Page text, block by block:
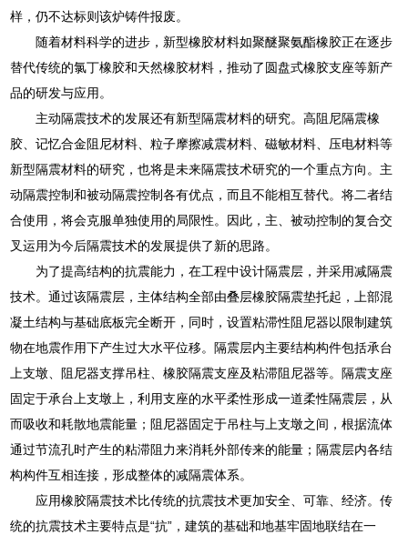
样，仍不达标则该炉铸件报废。
随着材料科学的进步，新型橡胶材料如聚醚聚氨酯橡胶正在逐步
替代传统的氯丁橡胶和天然橡胶材料，推动了圆盘式橡胶支座等新产
品的研发与应用。
主动隔震技术的发展还有新型隔震材料的研究。高阻尼隔震橡
胶、记忆合金阻尼材料、粒子摩擦减震材料、磁敏材料、压电材料等
新型隔震材料的研究，也将是未来隔震技术研究的一个重点方向。主
动隔震控制和被动隔震控制各有优点，而且不能相互替代。将二者结
合使用，将会克服单独使用的局限性。因此，主、被动控制的复合交
叉运用为今后隔震技术的发展提供了新的思路。
为了提高结构的抗震能力，在工程中设计隔震层，并采用减隔震
技术。通过该隔震层，主体结构全部由叠层橡胶隔震垫托起，上部混
凝土结构与基础底板完全断开，同时，设置粘滞性阻尼器以限制建筑
物在地震作用下产生过大水平位移。隔震层内主要结构构件包括承台
上支墩、阻尼器支撑吊柱、橡胶隔震支座及粘滞阻尼器等。隔震支座
固定于承台上支墩上，利用支座的水平柔性形成一道柔性隔震层，从
而吸收和耗散地震能量；阻尼器固定于吊柱与上支墩之间，根据流体
通过节流孔时产生的粘滞阻力来消耗外部传来的能量；隔震层内各结
构构件互相连接，形成整体的减隔震体系。
应用橡胶隔震技术比传统的抗震技术更加安全、可靠、经济。传
统的抗震技术主要特点是“抗”，建筑的基础和地基牢固地联结在一